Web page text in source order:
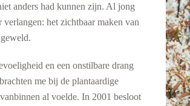
anders had kunnen zijn. Al jong
het zichtbaar maken van
en een onstilbare drang
me bij de plantaardige
al voelde. In 2001 besloot